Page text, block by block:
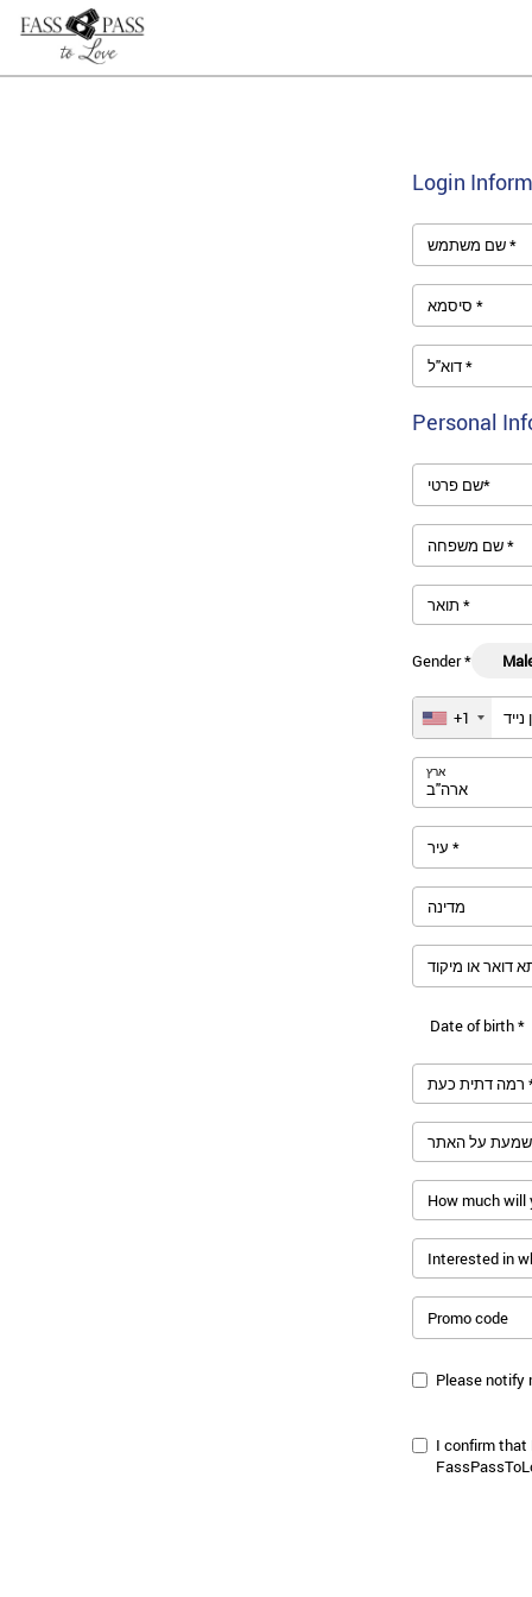
Login
שם משתמש *
סיסמא *
דוא''ל *
Personal
שם פרטי*
שם משפחה *
Gender *
+1
ארץ
עיר *
Date of birth *
Promo code
Please notify
I confirm that